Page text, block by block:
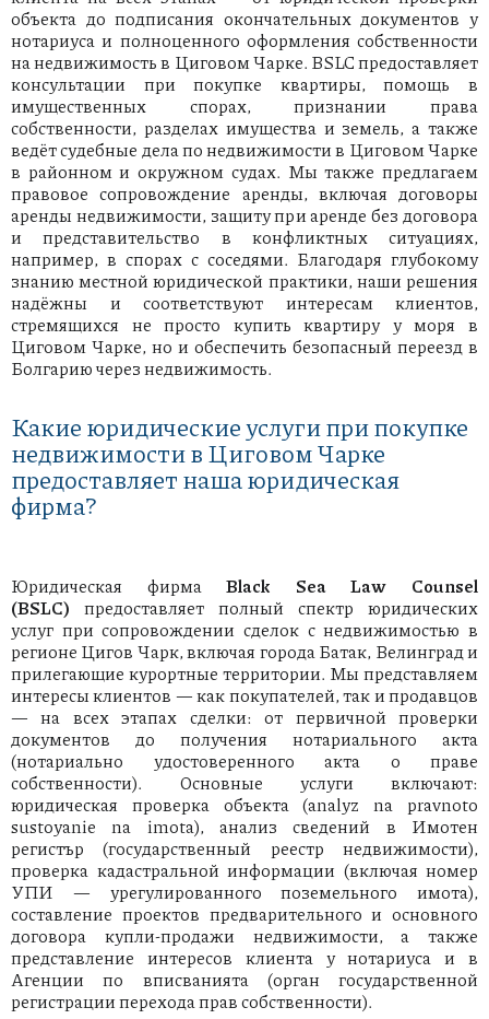
объекта до подписания окончательных документов у
нотариуса и полноценного оформления собственности
на недвижимость в Циговом Чарке. BSLC предоставляет
консультации при покупке квартиры, помощь в
имущественных спорах, признании права
собственности, разделах имущества и земель, а также
ведёт судебные дела по недвижимости в Циговом Чарке
в районном и окружном судах. Мы также предлагаем
правовое сопровождение аренды, включая договоры
аренды недвижимости, защиту при аренде без договора
и представительство в конфликтных ситуациях,
например, в спорах с соседями. Благодаря глубокому
знанию местной юридической практики, наши решения
надёжны и соответствуют интересам клиентов,
стремящихся не просто купить квартиру у моря в
Циговом Чарке, но и обеспечить безопасный переезд в
Болгарию через недвижимость.
Какие юридические услуги при покупке
недвижимости в Циговом Чарке
предоставляет наша юридическая
фирма?
Юридическая фирмаBlack Sea Law Counsel
(BSLC) предоставляет полный спектр юридических
услуг при сопровождении сделок с недвижимостью в
регионе Цигов Чарк, включая города Батак, Велинград и
прилегающие курортные территории. Мы представляем
интересы клиентов — как покупателей, так и продавцов
— на всех этапах сделки: от первичной проверки
документов до получения нотариального акта
(нотариально удостоверенного акта о праве
собственности). Основные услуги включают:
юридическая проверка объекта (analyz na pravnoto
sustoyanie na imota), анализ сведений в Имотен
регистър (государственный реестр недвижимости),
проверка кадастральной информации (включая номер
УПИ — урегулированного поземельного имота),
составление проектов предварительного и основного
договора купли-продажи недвижимости, а также
представление интересов клиента у нотариуса и в
Агенции по вписванията (орган государственной
регистрации перехода прав собственности).